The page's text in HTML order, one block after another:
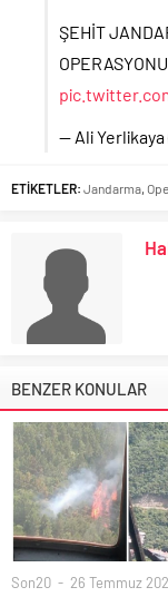
ŞEHİT
— Ali Yerlikaya
ETİKETLER: Jandarma
BENZER KONULAR
Son20 26 Temmuz